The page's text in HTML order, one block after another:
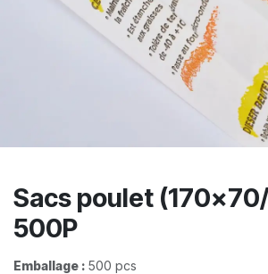
Sacs poulet
500P
Emballage : 500 pcs